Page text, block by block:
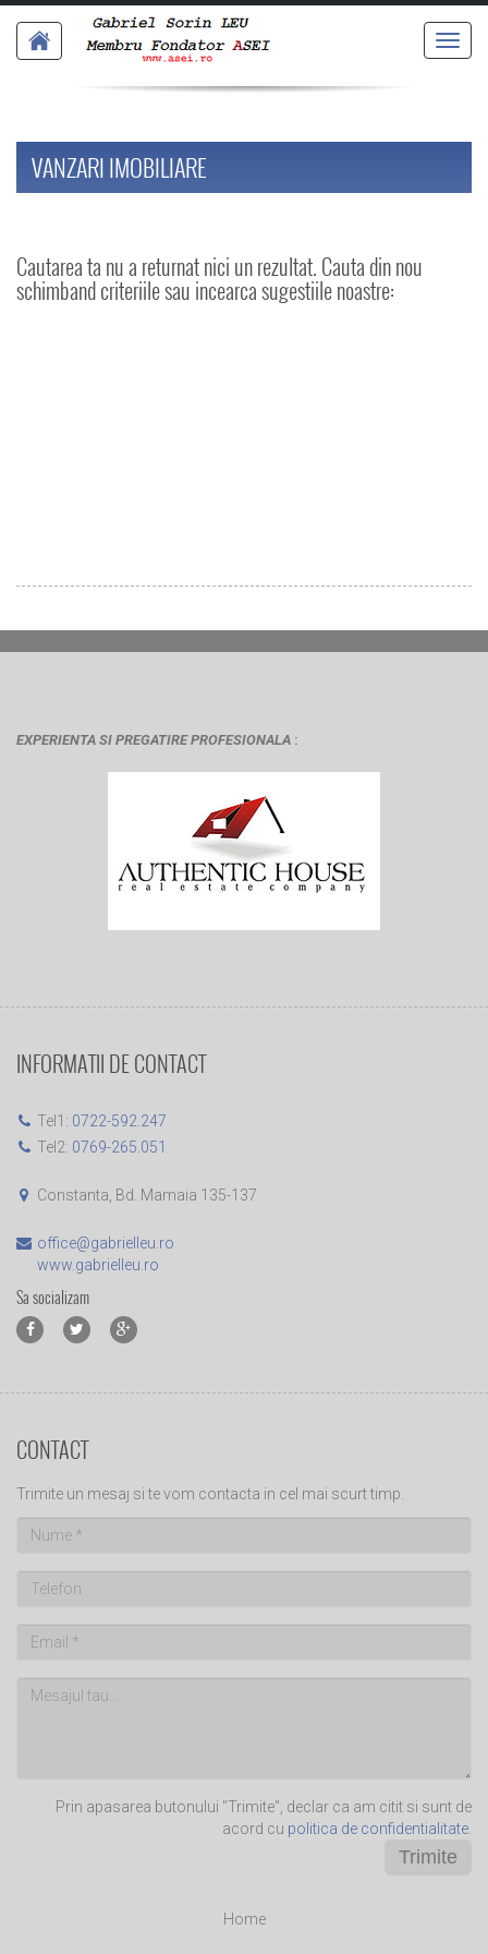
VANZARI IMOBILIARE
Cautarea ta nu a returnat nici un rezultat. Cauta din nou
schimband criteriile sau incearca sugestiile noastre:
EXPERIENTA SI PREGATIRE PROFESIONALA :
INFORMATII DE CONTACT
Tel1: 0722-592.247
Tel2: 0769-265.051
Constanta, Bd. Mamaia 135-137
office@gabrielleu.ro
www.gabrielleu.ro
Sa socializam
CONTACT
Trimite un mesaj si te vom contacta in cel mai scurt timp.
Prin apasarea butonului "Trimite", declar ca am citit si sunt de
acord cu politica de confidentialitate
Trimite
Home